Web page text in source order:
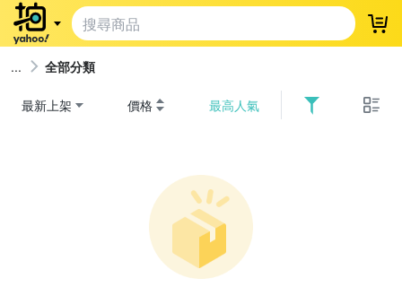
登
全部分類
最新上架 價格 最高人氣